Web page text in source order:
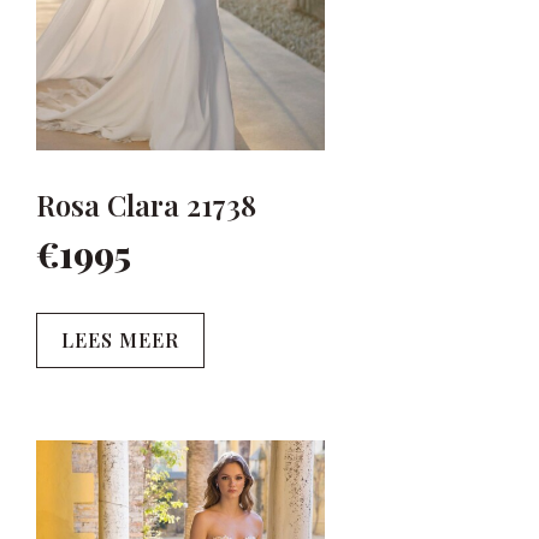
Rosa Clara 21738
€1995
LEES MEER